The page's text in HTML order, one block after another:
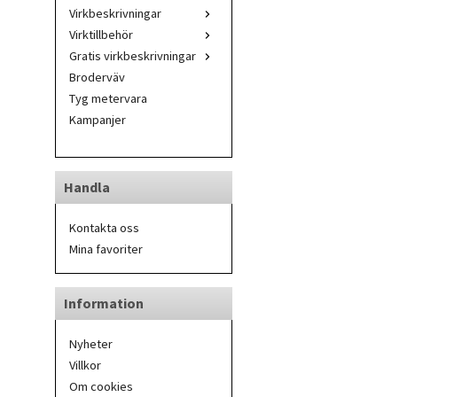
Virkbeskrivningar
Virktillbehör
Gratis virkbeskrivningar
Broderväv
Tyg metervara
Kampanjer
Handla
Kontakta oss
Mina favoriter
Information
Nyheter
Villkor
Om cookies